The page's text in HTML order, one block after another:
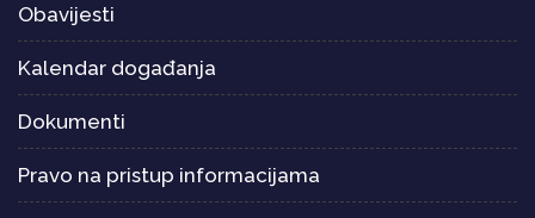
Obavijesti
Kalendar događanja
Dokumenti
Pravo na pristup informacijama